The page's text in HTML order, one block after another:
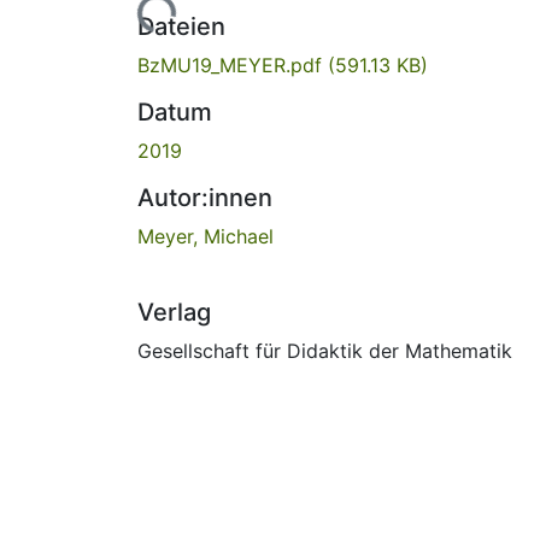
Lade...
Dateien
BzMU19_MEYER.pdf (591.13 KB)
Datum
2019
Autor:innen
Meyer, Michael
Verlag
Gesellschaft für Didaktik der Mathematik